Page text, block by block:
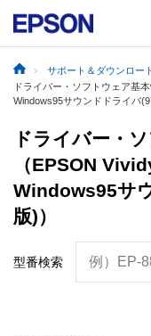
サポート＆ダウンロー
ドライバー・ソフトウェア基
Windows95サウンドドライバ
ドライバー・
（EPSON
Windows95サ
版)）
型番検索 例）EP-